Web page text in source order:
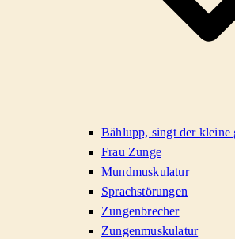
Bählupp, singt der kleine
Frau Zunge
Mundmuskulatur
Sprachstörungen
Zungenbrecher
Zungenmuskulatur